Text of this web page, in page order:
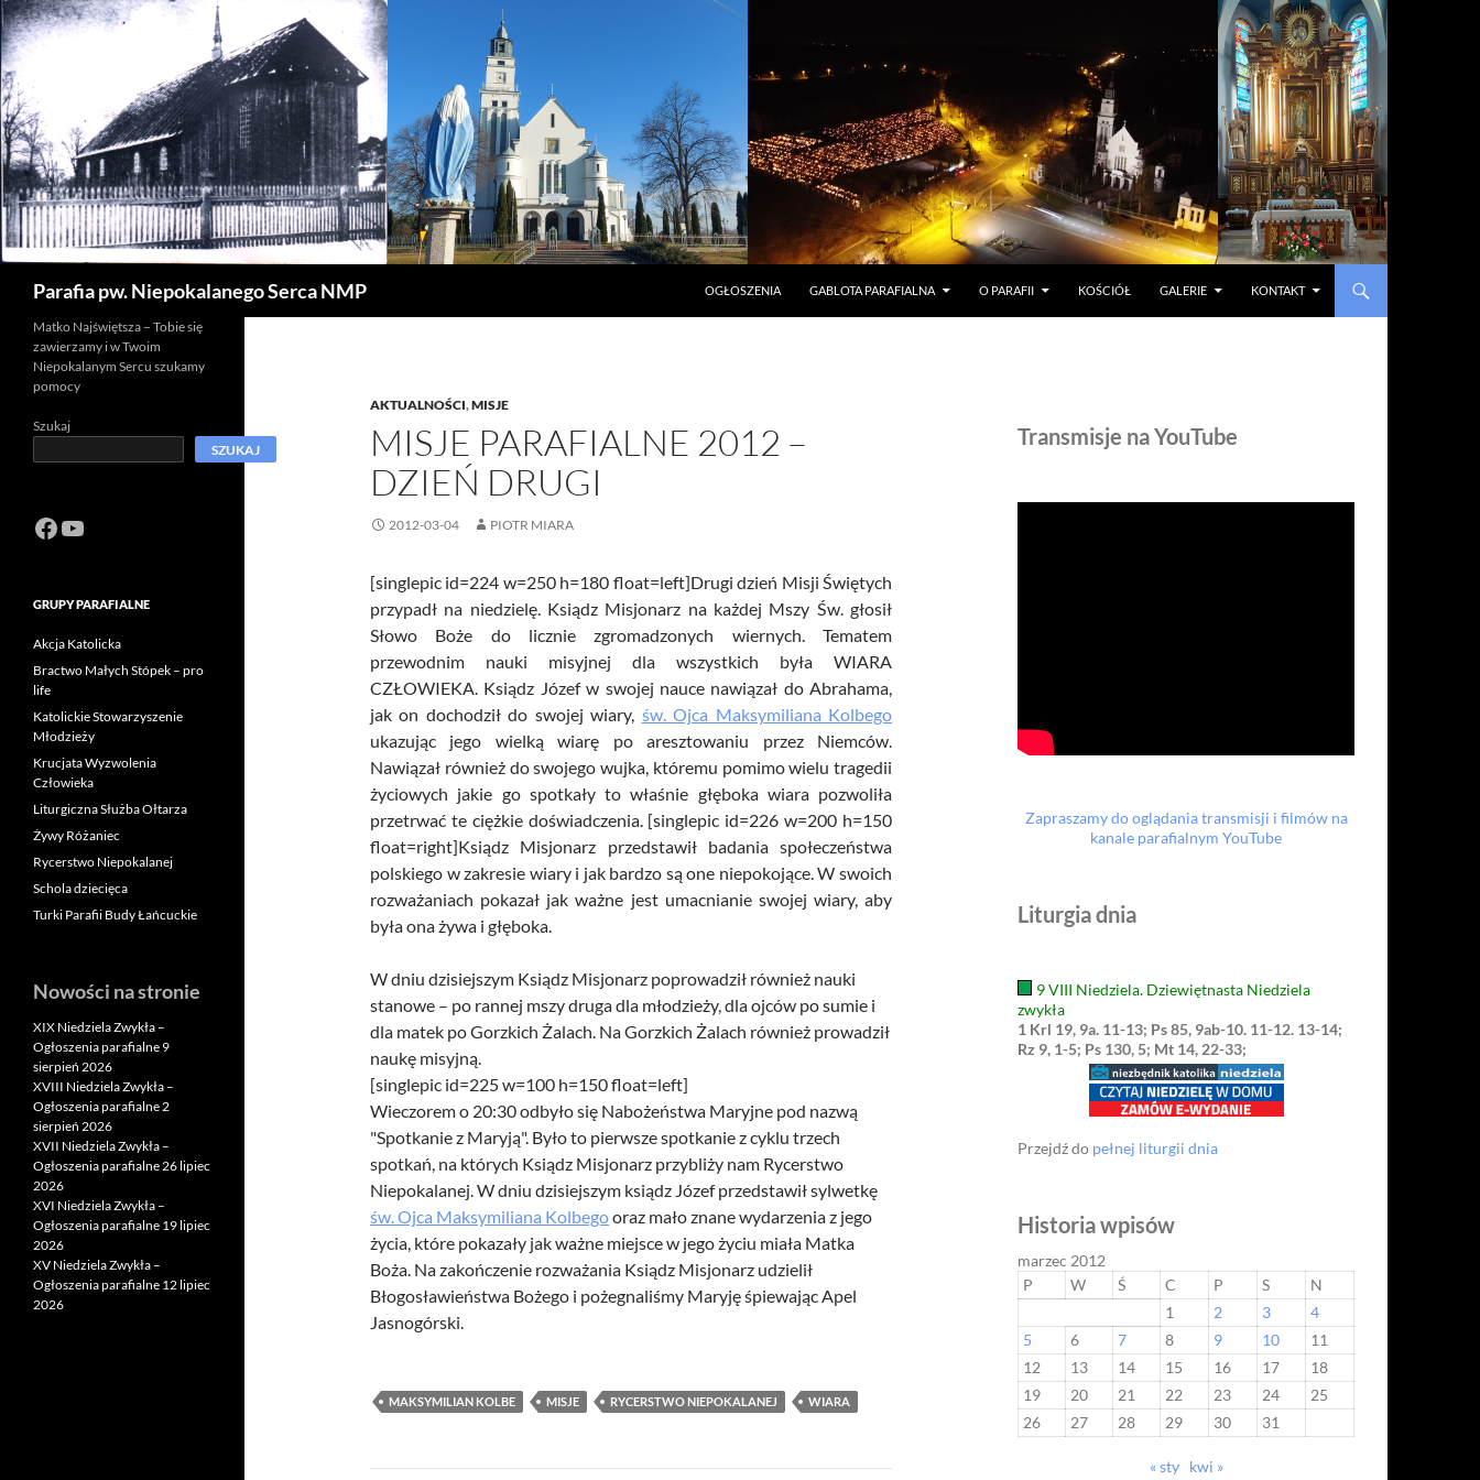
Parafia pw. Niepokalanego Serca NMP
OGŁOSZENIA
GABLOTA PARAFIALNA O PARAFII KOŚCIÓŁ GALERIE KONTAKT
AKTUALNOŚCI,MISJE
MISJE PARAFIALNE 2012 –
DZIEŃ DRUGI
2012-03-04 PIOTR MIARA
[singlepic id=224 w=250 h=180 float=left]Drugi dzień Misji Świętych
przypadł na niedzielę. Ksiądz Misjonarz na każdej Mszy Św. głosił
Słowo Boże do licznie zgromadzonych wiernych. Tematem
przewodnim nauki misyjnej dla wszystkich była WIARA
CZŁOWIEKA. Ksiądz Józef w swojej nauce nawiązał do Abrahama,
jak on dochodził do swojej wiary, św. Ojca Maksymiliana Kolbego
ukazując jego wielką wiarę po aresztowaniu przez Niemców.
Nawiązał również do swojego wujka, któremu pomimo wielu tragedii
życiowych jakie go spotkały to właśnie głęboka wiara pozwoliła
przetrwać te ciężkie doświadczenia. [singlepic id=226 w=200 h=150
float=right]Ksiądz Misjonarz przedstawił badania społeczeństwa
polskiego w zakresie wiary i jak bardzo są one niepokojące. W swoich
rozważaniach pokazał jak ważne jest umacnianie swojej wiary, aby
była ona żywa i głęboka.
W dniu dzisiejszym Ksiądz Misjonarz poprowadził również nauki
stanowe – po rannej mszy druga dla młodzieży, dla ojców po sumie i
dla matek po Gorzkich Żalach. Na Gorzkich Żalach również prowadził
naukę misyjną.
[singlepic id=225 w=100 h=150 float=left]
Wieczorem o 20:30 odbyło się Nabożeństwa Maryjne pod nazwą
"Spotkanie z Maryją". Było to pierwsze spotkanie z cyklu trzech
spotkań, na których Ksiądz Misjonarz przybliży nam Rycerstwo
Niepokalanej. W dniu dzisiejszym ksiądz Józef przedstawił sylwetkę
św. Ojca Maksymiliana Kolbegooraz mało znane wydarzenia z jego
życia, które pokazały jak ważne miejsce w jego życiu miała Matka
Boża. Na zakończenie rozważania Ksiądz Misjonarz udzielił
Błogosławieństwa Bożego i pożegnaliśmy Maryję śpiewając Apel
Jasnogórski.
MAKSYMILIAN KOLBE MISJE RYCERSTWO NIEPOKALANEJ WIARA
Transmisje na YouTube
Zapraszamy do oglądania transmisji i filmów na
kanale parafialnym YouTube
Liturgia dnia
9 VIII Niedziela. Dziewiętnasta Niedziela
zwykła
1 Krl 19, 9a. 11-13; Ps 85, 9ab-10. 11-12. 13-14;
Rz 9, 1-5; Ps 130, 5; Mt 14, 22-33;
Przejdź do pełnej liturgii dnia
Historia wpisów
marzec 2012
P
W Ś C P S
N
1
2 3
4
5
6 7 8 9 10
11
12
13 14 15 16 17
18
19
20 21 22 23 24
25
26
27 28 29 30 31
« sty kwi »
Matko Najświętsza – Tobie się
zawierzamy i w Twoim
Niepokalanym Sercu szukamy
pomocy
Szukaj
SZUKAJ
Facebook
https://www.youtube.com/channel/UCeN8ciSo_a79igwmwNXx2qw
GRUPY PARAFIALNE
Akcja Katolicka
Bractwo Małych Stópek – pro
life
Katolickie Stowarzyszenie
Młodzieży
Krucjata Wyzwolenia
Człowieka
Liturgiczna Służba Ołtarza
Żywy Różaniec
Rycerstwo Niepokalanej
Schola dziecięca
Turki Parafii Budy Łańcuckie
Nowości na stronie
XIX Niedziela Zwykła –
Ogłoszenia parafialne 9
sierpień 2026
XVIII Niedziela Zwykła –
Ogłoszenia parafialne 2
sierpień 2026
XVII Niedziela Zwykła –
Ogłoszenia parafialne 26 lipiec
2026
XVI Niedziela Zwykła –
Ogłoszenia parafialne 19 lipiec
2026
XV Niedziela Zwykła –
Ogłoszenia parafialne 12 lipiec
2026